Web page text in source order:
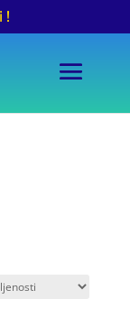
!
priljubljenosti